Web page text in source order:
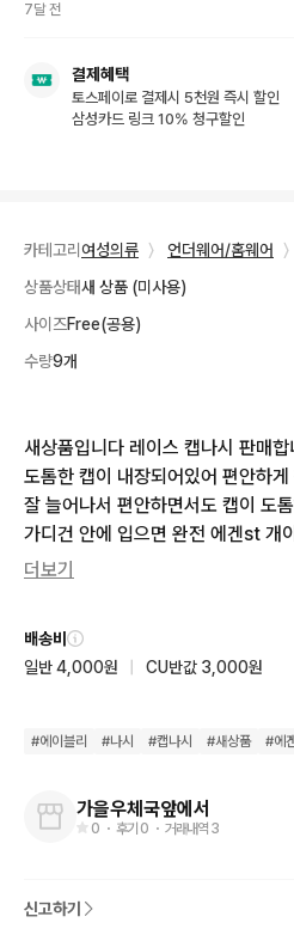
7달 전
결제혜택
토스페이로 결제시 5천원 즉시 할인
삼성카드 링크 10% 청구할인
카테고리 여성의류 〉 언더웨어/홈웨어 〉
상품상태새 상품 (미사용)
사이즈Free(공용)
수량9개
새상품입니다 레이스 캡나시 판매합
도톰한 캡이 내장되어있어 편안하
잘 늘어나서 편안하면서도 캡이 도
가디건 안에 입으면 완전 에겐st 개
일괄로 구매하시면 20000
상세사항 궁금하신분들 편하게 번개
더보기
배송비
일반 4,000원
CU반값 3,000원
#에이블리 #나시 #캡나시 #새상품 #에
가을우체국앞에서
0 ・ 후기 0 ・ 거래내역 3
신고하기